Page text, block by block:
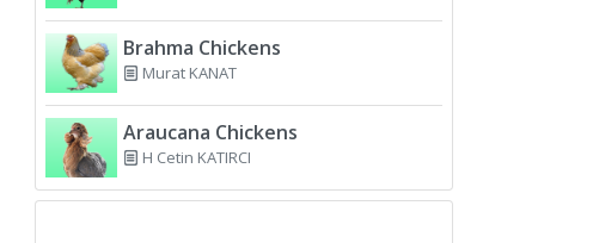
Brahma Chickens
Murat KANAT
Araucana Chickens
H Cetin KATIRCI